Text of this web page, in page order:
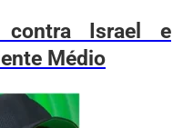
Israel e
Médio